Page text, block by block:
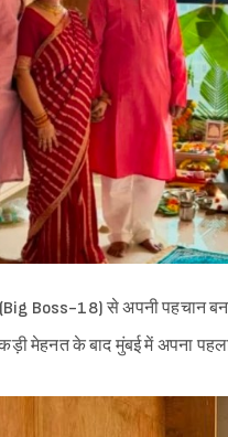
Boss-18) से अपनी पहचान
मेहनत के बाद मुंबई में अपना